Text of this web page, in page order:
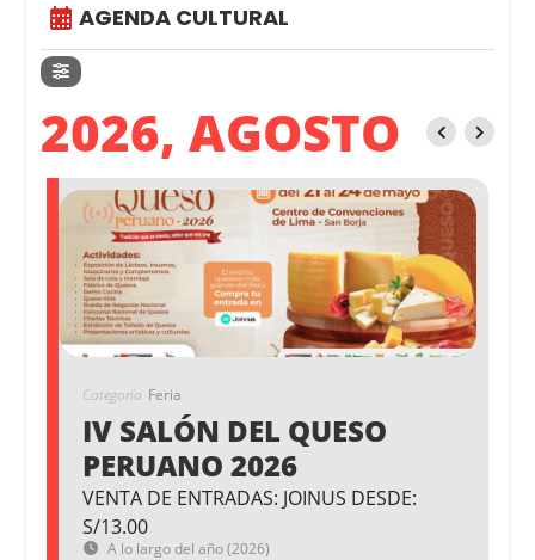
AGENDA CULTURAL
2026, AGOSTO
Categoría Feria
IV SALÓN DEL QUESO
PERUANO 2026
VENTA DE ENTRADAS: JOINUS DESDE:
S/13.00
A lo largo del año (2026)